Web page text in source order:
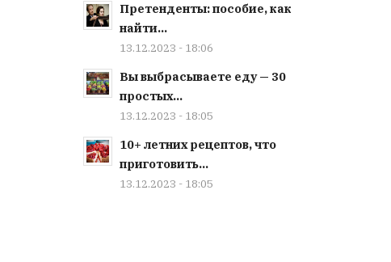
Претенденты: пособие, как
найти...
13.12.2023 - 18:06
Вы выбрасываете еду — 30
простых...
13.12.2023 - 18:05
10+ летних рецептов, что
приготовить...
13.12.2023 - 18:05